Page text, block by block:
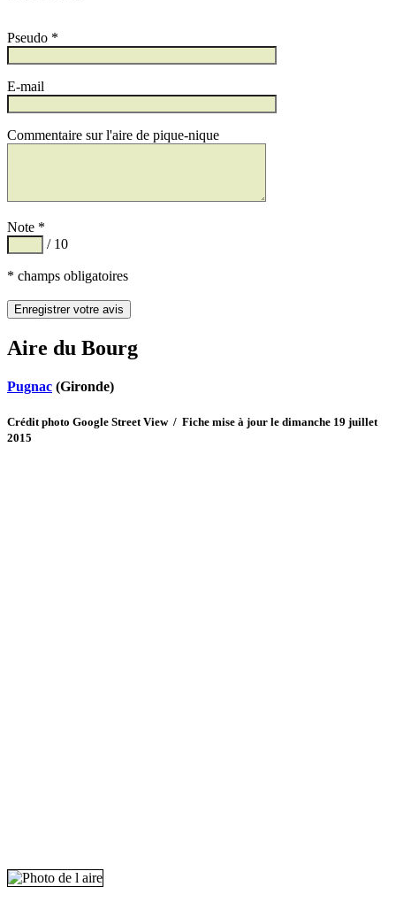
Pseudo *
E-mail
Commentaire sur l'aire de pique-nique
Note *
/ 10
* champs obligatoires
Aire du Bourg
Pugnac (Gironde)
Crédit photo Google Street View / Fiche mise à jour le dimanche 19 juillet
2015